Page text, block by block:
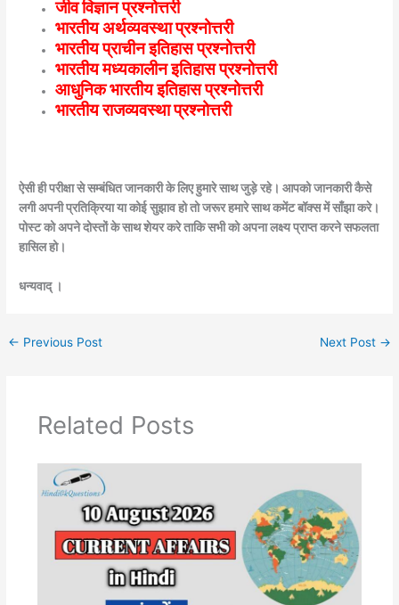
जीव विज्ञान प्रश्नोत्तरी
भारतीय अर्थव्यवस्था प्रश्नोत्तरी
भारतीय प्राचीन इतिहास प्रश्नोत्तरी
भारतीय मध्यकालीन इतिहास प्रश्नोत्तरी
आधुनिक भारतीय इतिहास प्रश्नोत्तरी
भारतीय राजव्यवस्था प्रश्नोत्तरी
ऐसी ही परीक्षा से सम्बंधित जानकारी के लिए हुमारे साथ जुड़े रहे। आपको जानकारी कैसे
लगी अपनी प्रतिक्रिया या कोई सुझाव हो तो जरूर हमारे साथ कमेंट बॉक्स में साँझा करे।
पोस्ट को अपने दोस्तों के साथ शेयर करे ताकि सभी को अपना लक्ष्य प्राप्त करने सफलता
हासिल हो।
धन्यवाद् ।
← Previous Post Next Post →
Related Posts